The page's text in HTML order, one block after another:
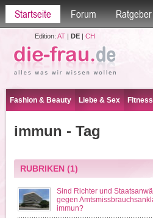
Startseite Forum Ratgeber
Edition: AT| DE| CH
Fashion & Beauty Liebe & Sex
immun - Tag
RUBRIKEN(1)
Sind Richter und
gegen
immun?